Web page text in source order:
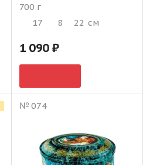
700 г
17
8 22 см
1 090
№ 074